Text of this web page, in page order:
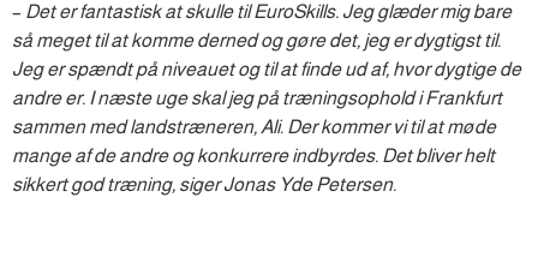
– Det er fantastisk at skulle til EuroSkills. Jeg glæder mig bare
så meget til at komme derned og gøre det, jeg er dygtigst til.
Jeg er spændt på niveauet og til at finde ud af, hvor dygtige de
andre er. I næste uge skal jeg på træningsophold i Frankfurt
sammen med landstræneren, Ali. Der kommer vi til at møde
mange af de andre og konkurrere indbyrdes. Det bliver helt
sikkert god træning, siger Jonas Yde Petersen.